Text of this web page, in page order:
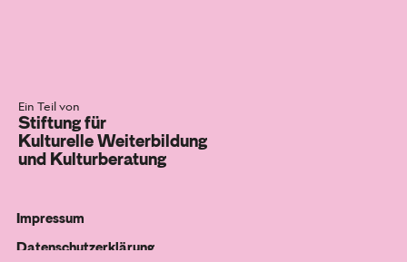
Ein Teil von
Stiftung für
Kulturelle Weiterbildung
und Kulturberatung
Impressum
Datenschutzerklärung